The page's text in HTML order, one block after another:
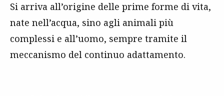
Si arriva all’origine delle prime forme di vita,
nate nell’acqua, sino agli animali più
complessi e all’uomo, sempre tramite il
meccanismo del continuo adattamento.